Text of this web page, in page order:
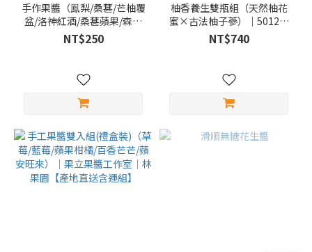
手作果醬（鳯梨/桑葚/芒柚覆
盆/洛神紅酒/桑葚蘋果/森林
莓)|渼橘客Magic
friends【產地直送含運組】
NT$250
柚香養生雙瓶組（天然柚花
蜜×古法柚子蔘）｜5012柚
意思【產地直送含運組】
NT$740